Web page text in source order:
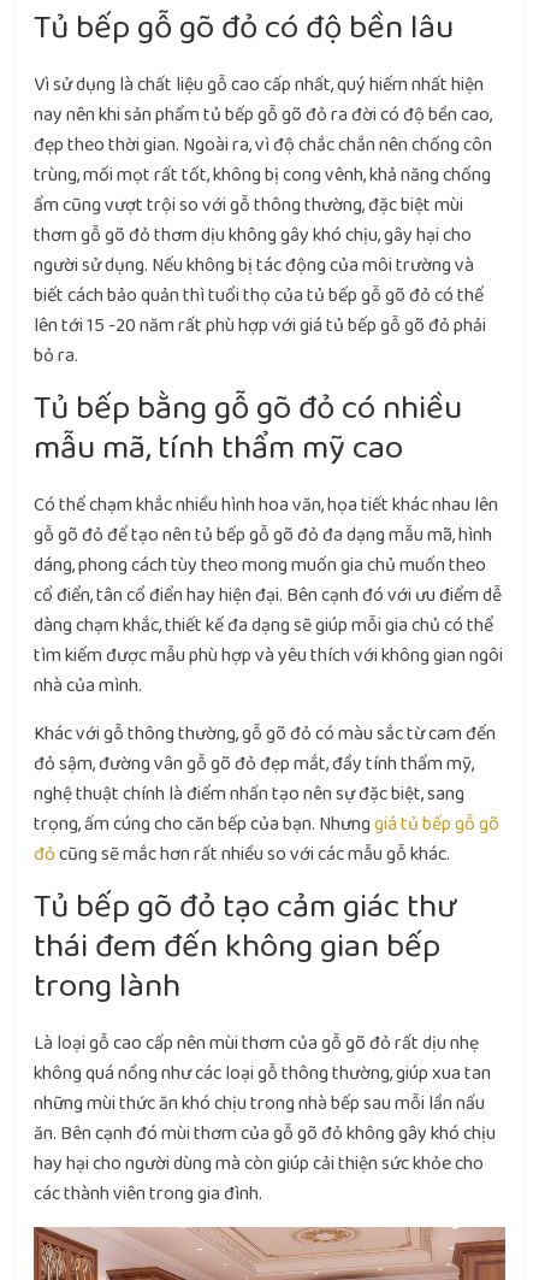
Tủ bếp gỗ gõ đỏ có độ bền lâu
Vì sử dụng là chất liệu gỗ cao cấp nhất, quý hiếm nhất hiện
nay nên khi sản phẩm tủ bếp gỗ gõ đỏ ra đời có độ bền cao,
đẹp theo thời gian. Ngoài ra, vì độ chắc chắn nên chống côn
trùng, mối mọt rất tốt, không bị cong vênh, khả năng chống
ẩm cũng vượt trội so với gỗ thông thường, đặc biệt mùi
thơm gỗ gõ đỏ thơm dịu không gây khó chịu, gây hại cho
người sử dụng. Nếu không bị tác động của môi trường và
biết cách bảo quản thì tuổi thọ của tủ bếp gỗ gõ đỏ có thể
lên tới 15 -20 năm rất phù hợp với giá tủ bếp gỗ gõ đỏ phải
bỏ ra.
Tủ bếp bằng gỗ gõ đỏ có nhiều
mẫu mã, tính thẩm mỹ cao
Có thể chạm khắc nhiều hình hoa văn, họa tiết khác nhau lên
gỗ gõ đỏ để tạo nên tủ bếp gỗ gõ đỏ đa dạng mẫu mã, hình
dáng, phong cách tùy theo mong muốn gia chủ muốn theo
cổ điển, tân cổ điển hay hiện đại. Bên cạnh đó với ưu điểm dễ
dàng chạm khắc, thiết kế đa dạng sẽ giúp mỗi gia chủ có thể
tìm kiếm được mẫu phù hợp và yêu thích với không gian ngôi
nhà của mình.
Khác với gỗ thông thường, gỗ gõ đỏ có màu sắc từ cam đến
đỏ sậm, đường vân gỗ gõ đỏ đẹp mắt, đầy tính thẩm mỹ,
nghệ thuật chính là điểm nhấn tạo nên sự đặc biệt, sang
trọng, ấm cúng cho căn bếp của bạn. Nhưnggiá tủ bếp gỗ gõ
đỏcũng sẽ mắc hơn rất nhiều so với các mẫu gỗ khác.
Tủ bếp gõ đỏ tạo cảm giác thư
thái đem đến không gian bếp
trong lành
Là loại gỗ cao cấp nên mùi thơm của gỗ gõ đỏ rất dịu nhẹ
không quá nồng như các loại gỗ thông thường, giúp xua tan
những mùi thức ăn khó chịu trong nhà bếp sau mỗi lần nấu
ăn. Bên cạnh đó mùi thơm của gỗ gõ đỏ không gây khó chịu
hay hại cho người dùng mà còn giúp cải thiện sức khỏe cho
các thành viên trong gia đình.